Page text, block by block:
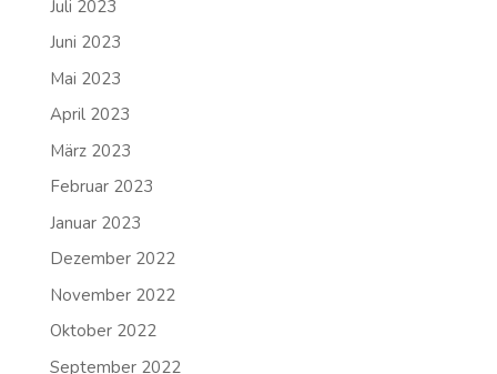
Juli 2023
Juni 2023
Mai 2023
April 2023
März 2023
Februar 2023
Januar 2023
Dezember 2022
November 2022
Oktober 2022
September 2022